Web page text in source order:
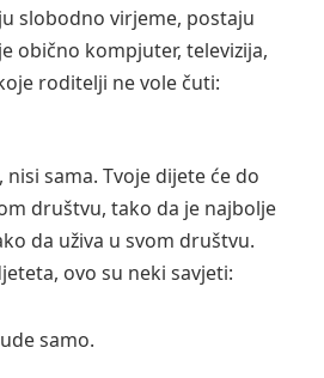
slobodno virjeme, postaju
obično kompjuter, televizija,
roditelji ne vole čuti:
sama. Tvoje dijete će do
društvu, tako da je najbolje
da uživa u svom društvu.
ovo su neki savjeti:
samo.